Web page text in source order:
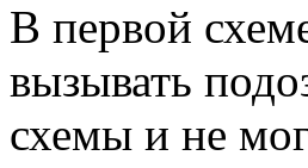
В первой
вызывать
схемы и не